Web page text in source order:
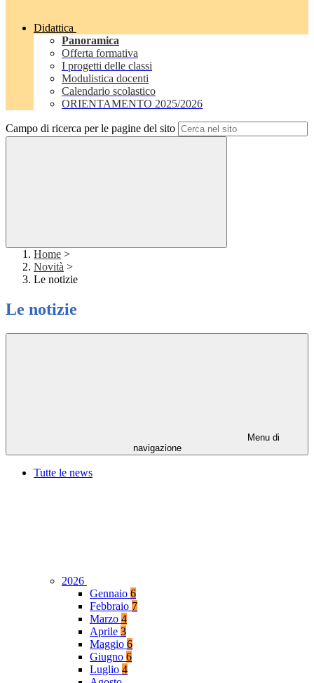
Didattica
Panoramica
Offerta formativa
I progetti delle classi
Modulistica docenti
Calendario scolastico
ORIENTAMENTO 2025/2026
Campo di ricerca per le pagine del sito
Home >
Novità >
Le notizie
Le notizie
Menu di
navigazione
Tutte le news
2026
Gennaio 6
Febbraio 7
Marzo 4
Aprile 3
Maggio 6
Giugno 6
Luglio 4